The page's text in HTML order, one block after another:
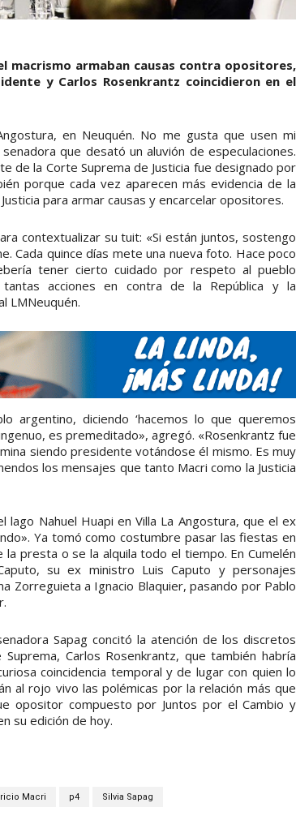
macrismo armaban causas contra opositores,
y Carlos Rosenkrantz coincidieron en el
en Neuquén. No me gusta que usen mi
que desató un aluvión de especulaciones.
de la Corte Suprema de Justicia fue designado por
porque cada vez aparecen más evidencia de la
para armar causas y encarcelar opositores.
contextualizar su tuit: «Si están juntos, sostengo
Cada quince días mete una nueva foto. Hace poco
tener cierto cuidado por respeto al pueblo
acciones en contra de la República y la
LMNeuquén.
argentino, diciendo ‘hacemos lo que queremos
es premeditado», agregó. «Rosenkrantz fue
siendo presidente votándose él mismo. Es muy
los mensajes que tanto Macri como la Justicia
lago Nahuel Huapi en Villa La Angostura, que el ex
Ya tomó como costumbre pasar las fiestas en
presta o se la alquila todo el tiempo. En Cumelén
su ex ministro Luis Caputo y personajes
Zorreguieta a Ignacio Blaquier, pasando por Pablo
Sapag concitó la atención de los discretos
Carlos Rosenkrantz, que también habría
coincidencia temporal y de lugar con quien lo
al rojo vivo las polémicas por la relación más que
opositor compuesto por Juntos por el Cambio y
su edición de hoy.
Macri p4 Silvia Sapag